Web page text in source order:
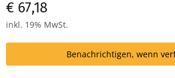
€ 67,18
inkl. 19% MwSt.
Benachrichtigen, wenn